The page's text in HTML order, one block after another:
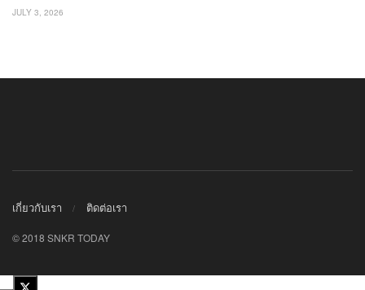
JULY 3, 2026
เกี่ยวกับเรา ติดต่อเรา
© 2018 SNKR TODAY